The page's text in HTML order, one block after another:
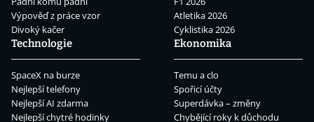
Výpověď z práce vzor
Divoký kačer
Atletika 2026
Cyklistika 2026
Technologie
SpaceX na burze
Nejlepší telefony
Nejlepší AI zdarma
Nejlepší chytré hodinky
Ekonomika
Temu a clo
Spořicí účty
Superdávka – změny
Chybějící roky k důchodu